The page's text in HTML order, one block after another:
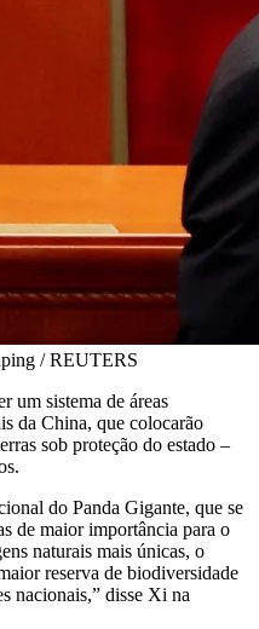
/ REUTERS
um sistema de áreas
da China, que colocarão
sob proteção do estado –
do Panda Gigante, que se
de maior importância para o
naturais mais únicas, o
reserva de biodiversidade
nacionais,” disse Xi na